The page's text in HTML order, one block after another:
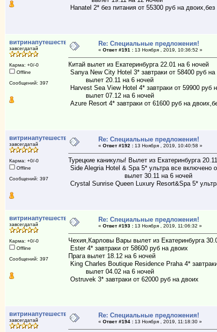
Hanatel 2* без питания от 55300 руб на
витринапутешествий
завсегдатай
Карма: +0/-0
Offline
Сообщений: 397
Re: Специальные предложения!
« Ответ #191 :13 Ноября , 2019, 10:36:52 »
Китай вылет из Екатеринбурга 22.01 на 6 ночей
Sanya New City Hotel 3* завтраки от 58400 руб
вылет 20.11 на 6 ночей
Harvest Sea View Hotel 4* завтраки от 59900 руб
вылет 07.12 на 6 ночей
Azure Resort 4* завтраки от 61600 руб на
витринапутешествий
завсегдатай
Карма: +0/-0
Offline
Сообщений: 397
Re: Специальные предложения!
« Ответ #192 :13 Ноября , 2019, 10:40:58 »
Турецкие каникулы! Вылет из Екатеринбурга
Side Alegria Hotel & Spa 5* ультра все включено
вылет 30.11 на 6 ночей
Crystal Sunrise Queen Luxury Resort&Spa 5*
витринапутешествий
завсегдатай
Карма: +0/-0
Offline
Сообщений: 397
Re: Специальные предложения!
« Ответ #193 :13 Ноября , 2019, 11:06:32 »
Чехия,Карловы Вары вылет из Екатеринбурга
Ester 4* завтраки от 58600 руб на двоих
Прага вылет 18.12 на 6 ночей
King Charles Boutique Residence Praha 4*
вылет 04.02 на 6 ночей
Ostruvek 3* завтраки от 62000 руб на двоих
витринапутешествий
завсегдатай
Re: Специальные предложения!
« Ответ #194 :13 Ноября , 2019, 11:18:30 »